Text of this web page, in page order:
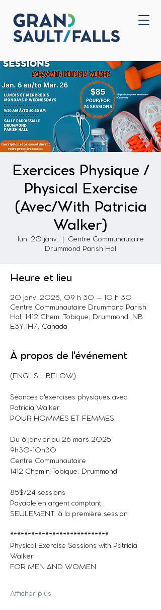
Accueil
Exercices Physique /
Physical Exercise
(Avec/With Patricia
Walker)
lun. 20 janv.
Centre Communautaire
Drummond Parish Hal
Heure et lieu
20 janv. 2025, 09 h 30 – 10 h 30
Centre Communautaire Drummond Parish
Hal, 1412 Chem. Tobique, Drummond, NB
E3Y 1H7, Canada
À propos de l'événement
(ENGLISH BELOW)
Séances d'exercises physiques avec
Patricia Walker
POUR HOMMES ET FEMMES
Du 6 janvier au 26 mars 2025
9h30-10h30
Centre Communautaire
1412 Chemin Tobique, Drummond
85$/24 sessions
Payable en argent comptant
SEULEMENT, à la première session
****************************
Physical Exercise Sessions with Patricia
Walker
FOR MEN AND WOMEN
Afficher plus